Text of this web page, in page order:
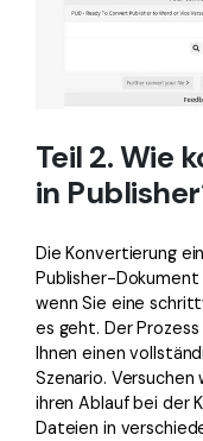
Teil 2. Wie
in
Die Konvertierung
Publisher-Dokument
wenn Sie eine
es geht. Der
Ihnen einen
Szenario. Versuchen
ihren Ablauf bei der
Dateien in